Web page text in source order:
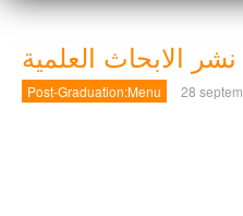
الابحاث العلمية
Post-Graduation:Menu 28